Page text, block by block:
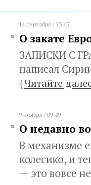
14 сентября / 23:47
О закате
ЗАПИСКИ С
написал
{Читайте
9 ноября / 09:49
О недавно
В механизме
колесико, и
— это вовсе